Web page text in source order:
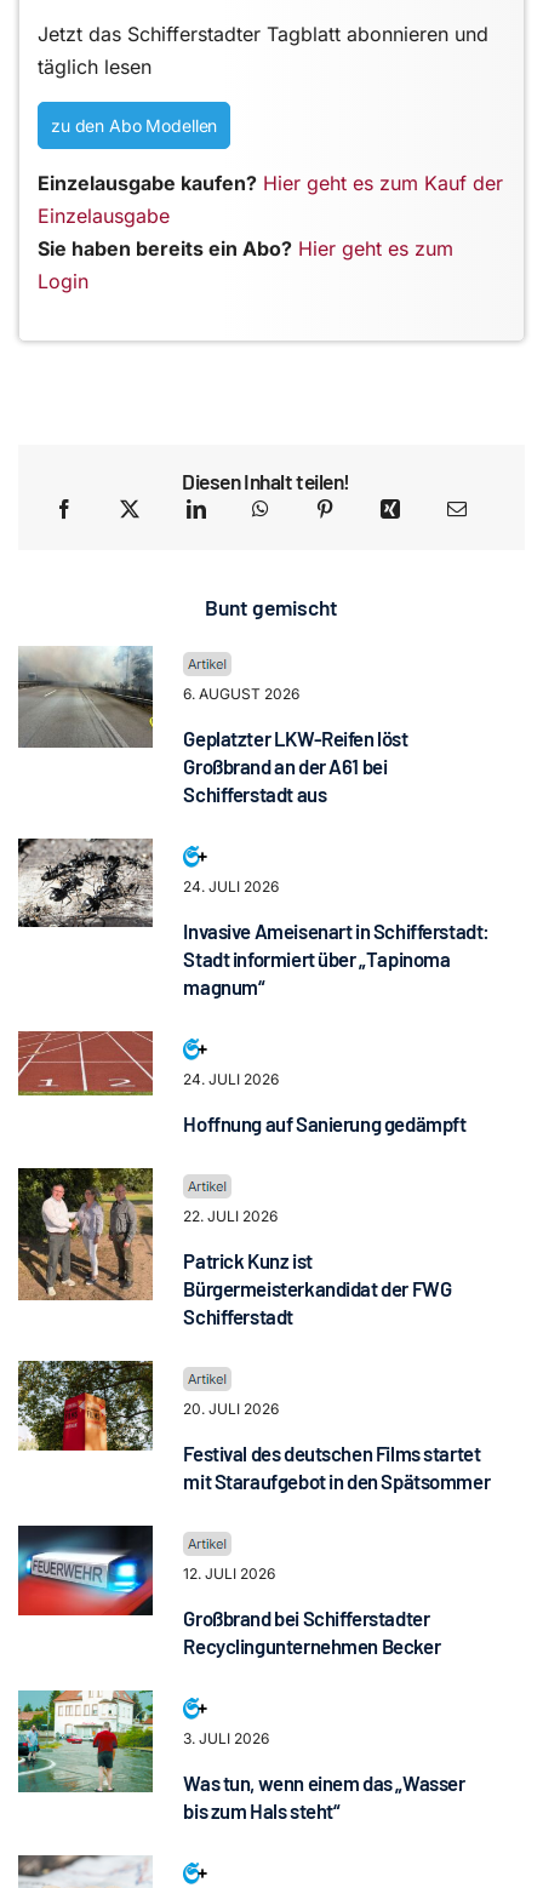
Jetzt das Schifferstadter Tagblatt abonnieren und
täglich lesen
zu den Abo Modellen
Einzelausgabe kaufen? Hier geht es zum Kauf der
Einzelausgabe
Sie haben bereits ein Abo? Hier geht es zum
Login
Diesen Inhalt teilen!
Bunt gemischt
6. AUGUST 2026
Geplatzter LKW-Reifen löst
Großbrand an der A61 bei
Schifferstadt aus
24. JULI 2026
Invasive Ameisenart in Schifferstadt:
Stadt informiert über „Tapinoma
magnum“
24. JULI 2026
Hoffnung auf Sanierung gedämpft
22. JULI 2026
Patrick Kunz ist
Bürgermeisterkandidat der FWG
Schifferstadt
20. JULI 2026
Festival des deutschen Films startet
mit Staraufgebot in den Spätsommer
12. JULI 2026
Großbrand bei Schifferstadter
Recyclingunternehmen Becker
3. JULI 2026
Was tun, wenn einem das „Wasser
bis zum Hals steht“